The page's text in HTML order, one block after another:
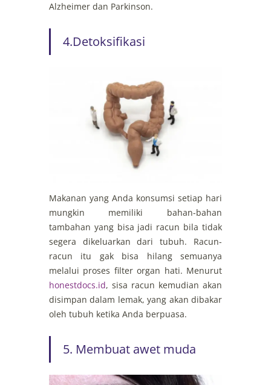
Alzheimer dan Parkinson.
4.Detoksifikasi
Makanan yang Anda konsumsi setiap hari
mungkin memiliki bahan-bahan
tambahan yang bisa jadi racun bila tidak
segera dikeluarkan dari tubuh. Racun-
racun itu gak bisa hilang semuanya
melalui proses filter organ hati. Menurut
honestdocs.id, sisa racun kemudian akan
disimpan dalam lemak, yang akan dibakar
oleh tubuh ketika Anda berpuasa.
5. Membuat awet muda